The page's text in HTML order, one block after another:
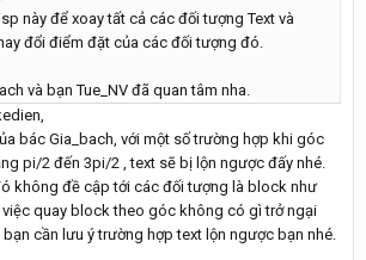
này để xoay tất cả các đối tượng Text và
đổi điểm đặt của các đối tượng đó.
và bạn Tue_NV đã quan tâm nha.
bác Gia_bach, với một số trường hợp khi góc
pi/2 đến 3pi/2 , text sẽ bị lộn ngược đấy nhé.
không đề cập tới các đối tượng là block như
quay block theo góc không có gì trở ngại
bạn cần lưu ý trường hợp text lộn ngược bạn nhé.